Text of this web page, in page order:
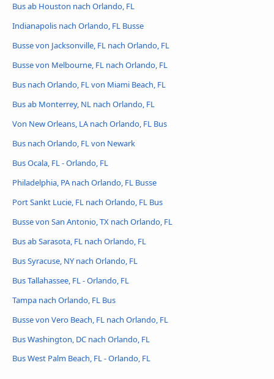
Bus ab Houston nach Orlando, FL
Indianapolis nach Orlando, FL Busse
Busse von Jacksonville, FL nach Orlando, FL
Busse von Melbourne, FL nach Orlando, FL
Bus nach Orlando, FL von Miami Beach, FL
Bus ab Monterrey, NL nach Orlando, FL
Von New Orleans, LA nach Orlando, FL Bus
Bus nach Orlando, FL von Newark
Bus Ocala, FL - Orlando, FL
Philadelphia, PA nach Orlando, FL Busse
Port Sankt Lucie, FL nach Orlando, FL Bus
Busse von San Antonio, TX nach Orlando, FL
Bus ab Sarasota, FL nach Orlando, FL
Bus Syracuse, NY nach Orlando, FL
Bus Tallahassee, FL - Orlando, FL
Tampa nach Orlando, FL Bus
Busse von Vero Beach, FL nach Orlando, FL
Bus Washington, DC nach Orlando, FL
Bus West Palm Beach, FL - Orlando, FL